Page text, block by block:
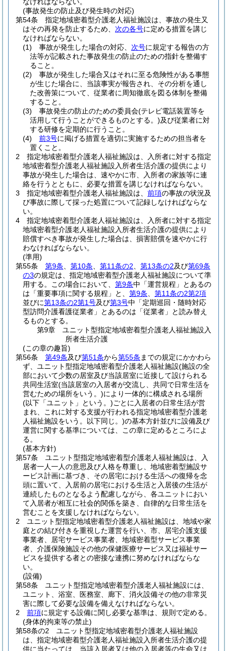
(事故発生の防止及び発生時の対応)
第54条
指定地域密着型介護老人福祉施設は、事故の発生又
はその再発を防止するため、 次の各号に定める措置を講じ
なければならない。
(1)
事故が発生した場合の対応、 次号に規定する報告の方
法等が記載された事故発生の防止のための指針を整備す
ること。
(2)
事故が発生した場合又はそれに至る危険性がある事態
が生じた場合に、当該事実が報告され、その分析を通し
た改善策について、従業者に周知徹底を図る体制を整備
すること。
(3)
事故発生の防止のための委員会(テレビ電話装置等を
活用して行うことができるものとする。)及び従業者に対
する研修を定期的に行うこと。
(4)
前3号に掲げる措置を適切に実施するための担当者を
置くこと。
2
指定地域密着型介護老人福祉施設は、入所者に対する指定
地域密着型介護老人福祉施設入所者生活介護の提供により
事故が発生した場合は、速やかに市、入所者の家族等に連
絡を行うとともに、必要な措置を講じなければならない。
3
指定地域密着型介護老人福祉施設は、 前項の事故の状況及
び事故に際して採った処置について記録しなければならな
い。
4
指定地域密着型介護老人福祉施設は、入所者に対する指定
地域密着型介護老人福祉施設入所者生活介護の提供により
賠償すべき事故が発生した場合は、損害賠償を速やかに行
わなければならない。
(準用)
第55条
第9条 第10条 第11条の2 第13条の2及び第69条
の3の規定は、指定地域密着型介護老人福祉施設について準
用する。
この場合において、 第9条中「運営規程」とあるの
は「重要事項に関する規程」と、 第9条
第11条の2第2項
並びに第13条の2第1号及び第3号中「定期巡回・随時対応
型訪問介護看護従業者」とあるのは「従業者」と読み替え
るものとする。
第9章
ユニット型指定地域密着型介護老人福祉施設入
所者生活介護
(この章の趣旨)
第56条
第49条及び第51条から第55条 までの規定にかかわら
ず、ユニット型指定地域密着型介護老人福祉施設(施設の全
部において少数の居室及び当該居室に近接して設けられる
共同生活室(当該居室の入居者が交流し、共同で日常生活を
営むための場所をいう。)により一体的に構成される場所
(以下「ユニット」という。)ごとに入居者の日常生活が営
まれ、これに対する支援が行われる指定地域密着型介護老
人福祉施設をいう。以下同じ。)の基本方針並びに設備及び
運営に関する基準については、この章に定めるところによ
る。
(基本方針)
第57条
ユニット型指定地域密着型介護老人福祉施設は、入
居者一人一人の意思及び人格を尊重し、地域密着型施設サ
ービス計画に基づき、その居宅における生活への復帰を念
頭に置いて、入居前の居宅における生活と入居後の生活が
連続したものとなるよう配慮しながら、各ユニットにおい
て入居者が相互に社会的関係を築き、自律的な日常生活を
営むことを支援しなければならない。
2
ユニット型指定地域密着型介護老人福祉施設は、地域や家
庭との結び付きを重視した運営を行い、市、居宅介護支援
事業者、居宅サービス事業者、地域密着型サービス事業
者、介護保険施設その他の保健医療サービス又は福祉サー
ビスを提供する者との密接な連携に努めなければならな
い。
(設備)
第58条
ユニット型指定地域密着型介護老人福祉施設には、
ユニット、浴室、医務室、廊下、消火設備その他の非常災
害に際して必要な設備を備えなければならない。
2
前項に規定する設備に関し必要な基準は、規則で定める。
(身体的拘束等の禁止)
第58条の2
ユニット型指定地域密着型介護老人福祉施設
は、指定地域密着型介護老人福祉施設入所者生活介護の提
供に当たっては、当該入居者又は他の入居者等の生命又は